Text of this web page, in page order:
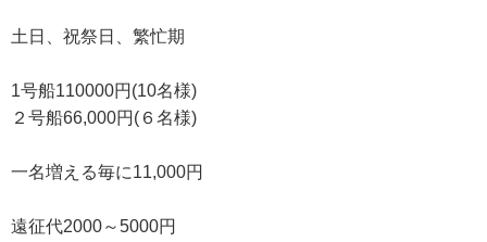
土日、祝祭日、繁忙期
1号船110000円(10名様)
２号船66,000円(６名様)
一名増える毎に11,000円
遠征代2000～5000円